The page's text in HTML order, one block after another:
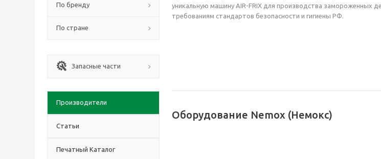
По бренду
По стране
Запасные части
Производители
Статьи
Печатный Каталог
уникальную машину AIR-FRIX для производства замороженных
требованиям стандартов безопасности и гигиены РФ.
Оборудование Nemox (Немокс)